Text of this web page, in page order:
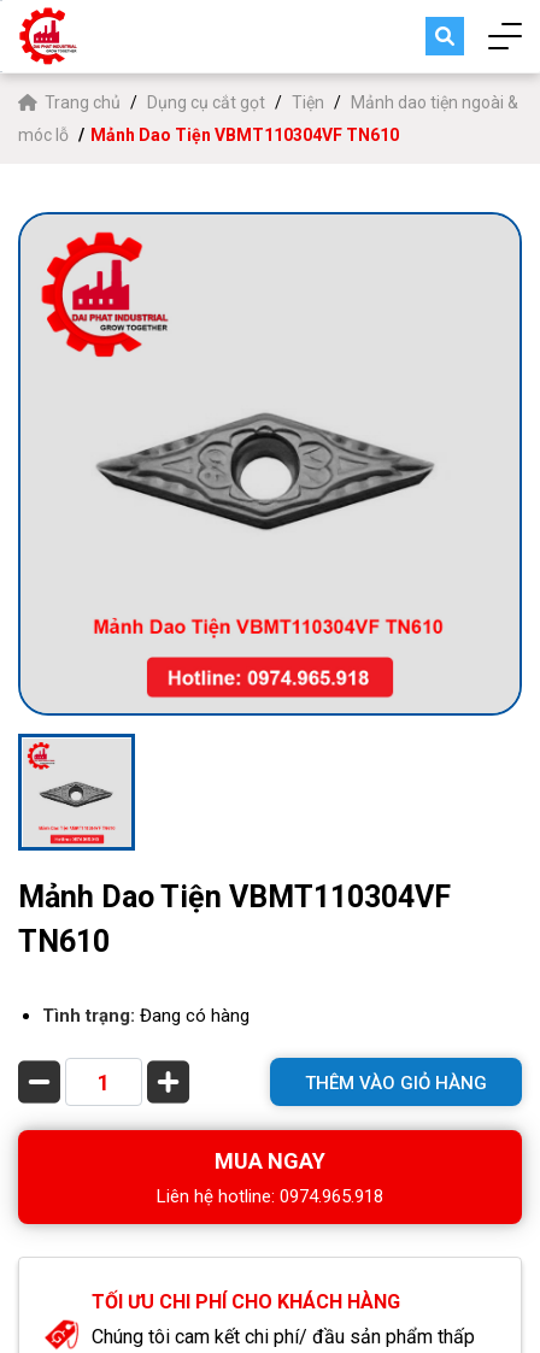
Trang chủ Dụng cụ cắt gọt Tiện
Mảnh dao tiện ngoài &
móc lỗ
Mảnh Dao Tiện VBMT110304VF TN610
Mảnh Dao Tiện VBMT110304VF
TN610
Tình trạng: Đang có hàng
THÊM VÀO GIỎ HÀNG
MUA NGAY
Liên hệ hotline: 0974.965.918
TỐI ƯU CHI PHÍ CHO KHÁCH HÀNG
Chúng tôi cam kết chi phí/ đầu sản phẩm thấp